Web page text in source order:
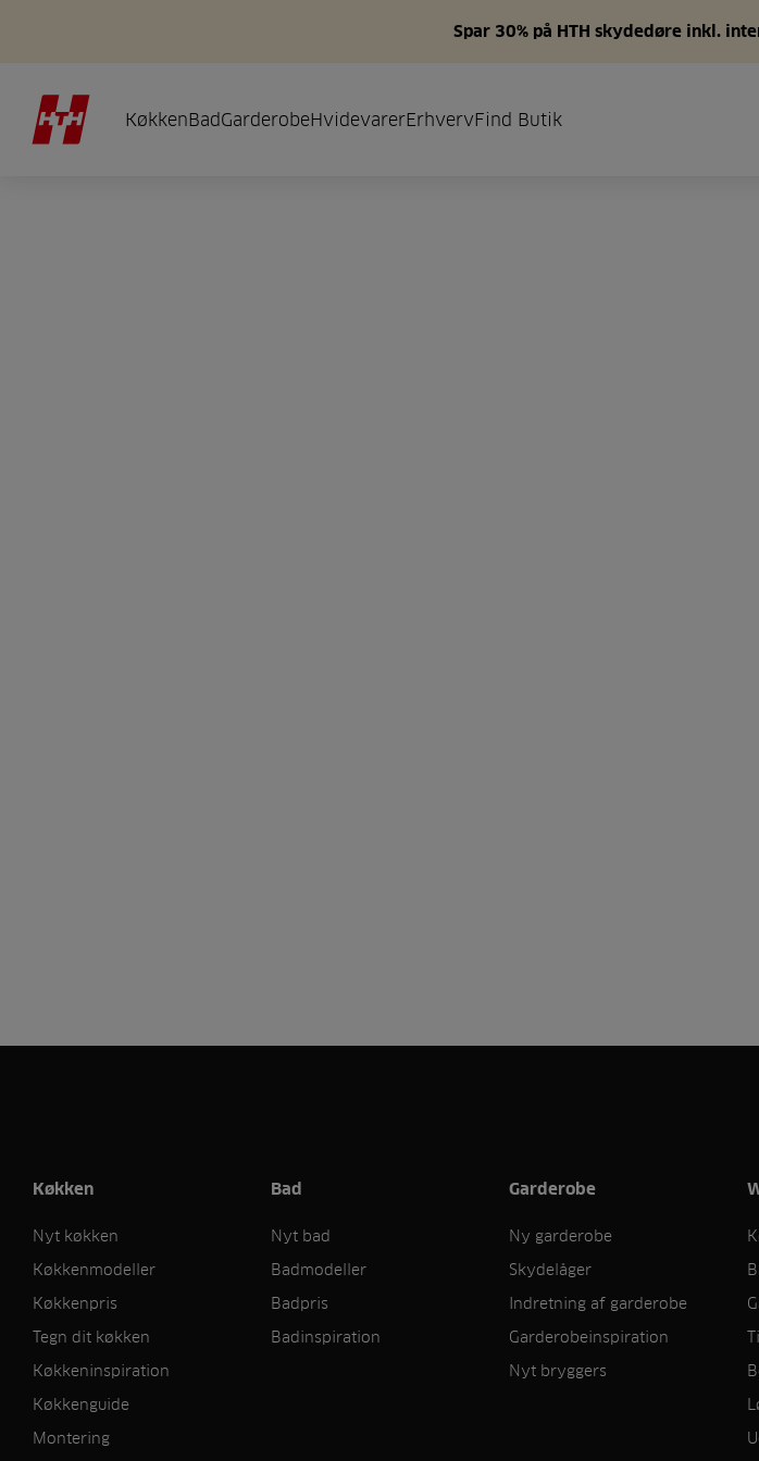
Spar 30% på HTH skydedøre inkl.
KøkkenBadGarderobeHvidevarerErhvervFind Butik
Køkken
Nyt køkken
Køkkenmodeller
Køkkenpris
Tegn dit køkken
Køkkeninspiration
Køkkenguide
Montering
Bad
Nyt bad
Badmodeller
Badpris
Badinspiration
Garderobe
Ny garderobe
Skydelåger
Indretning af garderobe
Garderobeinspiration
Nyt bryggers